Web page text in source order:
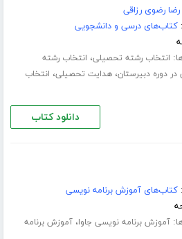
رضوی رزاقی
کتاب‌های درسی و دانشجویی
انتخاب رشته تحصیلی، انتخاب رشته
دوره دبیرستان،هدایت تحصیلی، انتخاب
دانلود کتاب
کتاب‌های آموزش برنامه نویسی
آموزش برنامه نویسی جاوا،آموزش برنامه